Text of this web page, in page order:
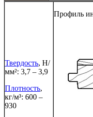
Твердость, Н/
мм²: 3,7 – 3,9
Плотность,
кг/м³: 600 –
930
Профиль